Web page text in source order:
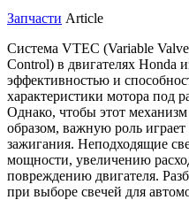
Запчасти Article
Система VTEC (Variable
Control) в двигателях Honda
эффективностью и
характеристики мотора под
Однако, чтобы этот
образом, важную роль
зажигания. Неподходящие
мощности, увеличению
повреждению двигателя.
при выборе свечей для